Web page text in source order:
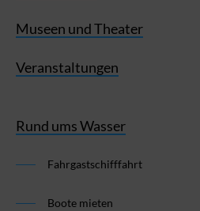
Museen und Theater
Veranstaltungen
Rund ums Wasser
Fahrgastschifffahrt
Boote mieten